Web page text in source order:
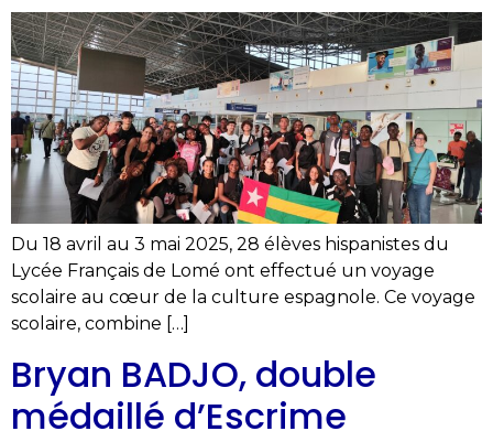
Du 18 avril au 3 mai 2025, 28 élèves hispanistes du
Lycée Français de Lomé ont effectué un voyage
scolaire au cœur de la culture espagnole. Ce voyage
scolaire, combine […]
Bryan BADJO, double
médaillé d’Escrime